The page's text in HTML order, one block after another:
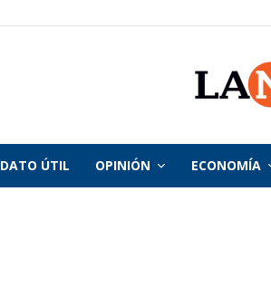
DATO ÚTIL OPINIÓN ECONOMÍA